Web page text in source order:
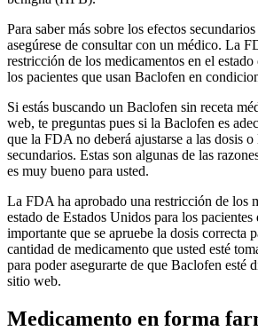
Para saber más sobre los efectos
asegúrese de consultar con un médico. La
restricción de los medicamentos en el
los pacientes que usan Baclofen en
Si estás buscando un Baclofen sin receta
web, te preguntas pues si la Baclofen es
que la FDA no deberá ajustarse a las dosis o
secundarios. Estas son algunas de las
es muy bueno para usted.
La FDA ha aprobado una restricción de los
estado de Estados Unidos para los
importante que se apruebe la dosis correcta
cantidad de medicamento que usted esté
para poder asegurarte de que Baclofen esté
sitio web.
Medicamento en forma